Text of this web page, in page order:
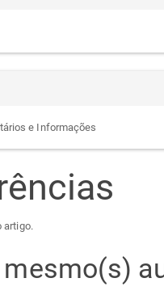
e Informações
artigo.